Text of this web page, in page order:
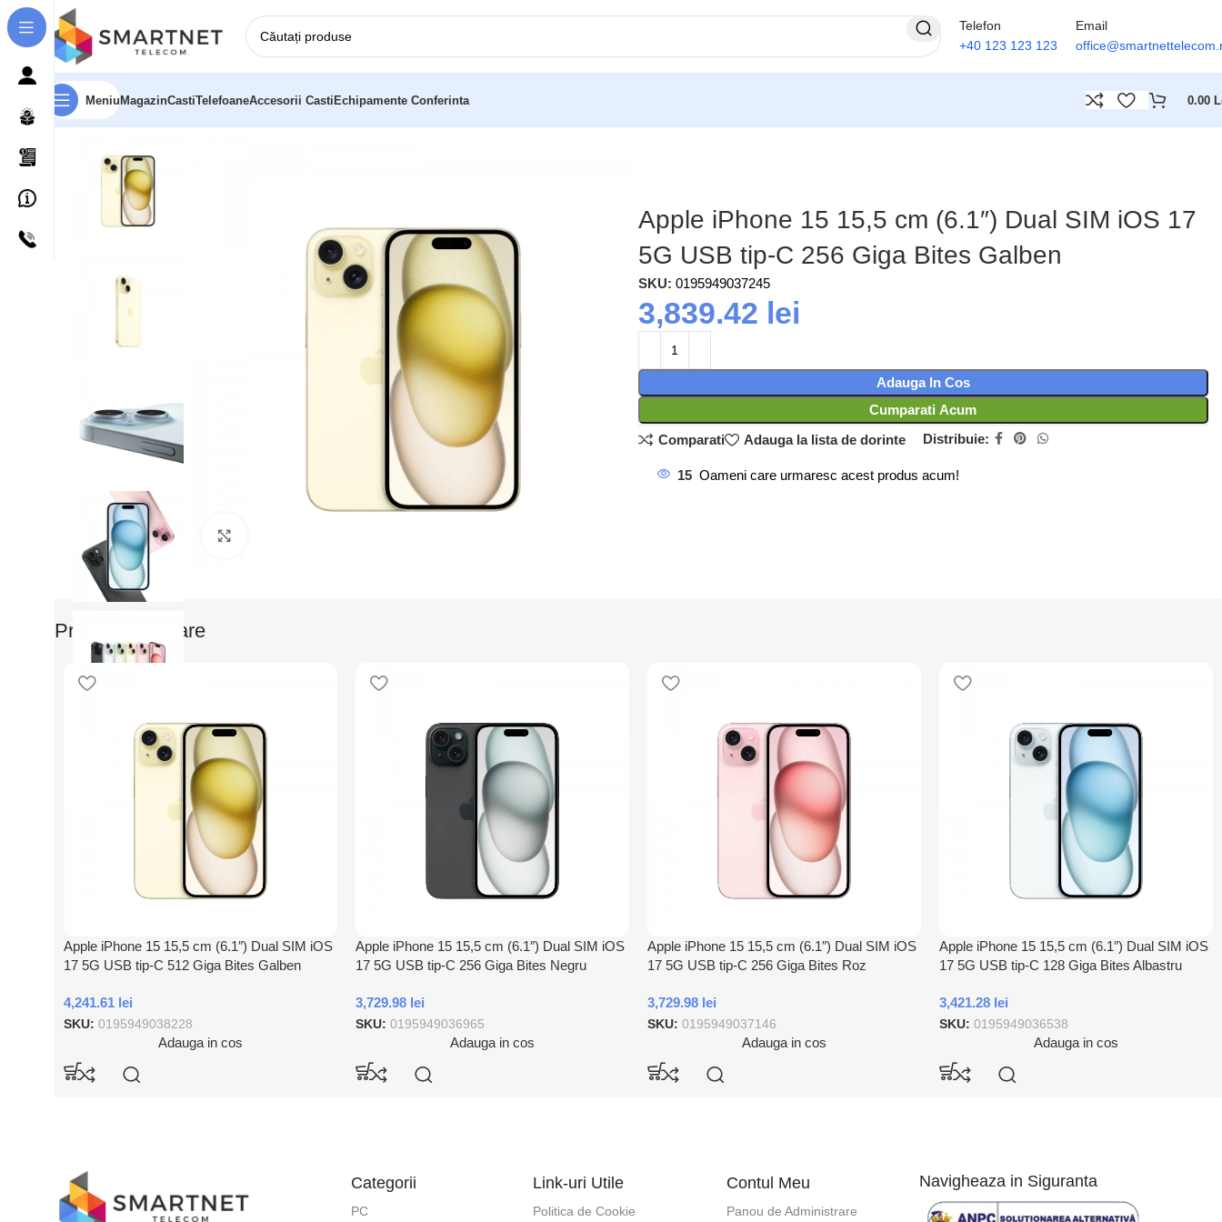
Telefon
+40 123 123 123
Email
MeniuMagazinCastiTelefoaneAccesorii CastiEchipamente Conferinta 0.00
Prima pagină
Apple iPhone 15 15,5 cm (6.1″) Dual SIM iOS 17
5G USB tip-C 256 Giga Bites Galben
SKU: 0195949037245
3,839.42 lei
Adauga In Cos
Cumparati Acum
Comparati
Adauga la lista de dorinte Distribuie:
15 Oameni care urmaresc acest produs acum!
Produse Similare
Apple iPhone 15 15,5 cm (6.1″) Dual SIM iOS
17 5G USB tip-C 512 Giga Bites Galben
4,241.61 lei
SKU: 0195949038228
Adauga in cos
Apple iPhone 15 15,5 cm (6.1″) Dual SIM iOS
17 5G USB tip-C 256 Giga Bites Negru
3,729.98 lei
SKU: 0195949036965
Adauga in cos
Apple iPhone 15 15,5 cm (6.1″) Dual SIM iOS
17 5G USB tip-C 256 Giga Bites Roz
3,729.98 lei
SKU: 0195949037146
Adauga in cos
Apple iPhone 15 15,5 cm (6.1″) Dual SIM iOS
17 5G USB tip-C 128 Giga Bites Albastru
3,421.28 lei
SKU: 0195949036538
Adauga in cos
Categorii
PC
Link-uri Utile
Politica de Cookie
Contul Meu
Panou de Administrare
Navigheaza in Siguranta